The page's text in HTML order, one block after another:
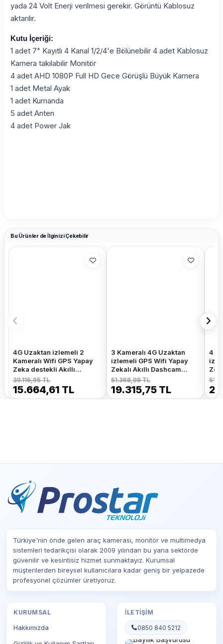
yada 24 Volt Enerji verilmesi gerekir. Görüntü Kablosuz
aktarılır.
Kutu İçeriği:
1 adet 7" Kayıtlı 4 Kanal 1/2/4'e Bölünebilir 4 adet Kablosuz
Kamera takılabilir Monitör
4 adet AHD 1080P Full HD Gece Görüşlü Büyük Kamera
1 adet Metal Ayak
1 adet Kumanda
5 adet Anten
4 adet Power Jak
Bu Ürünler de İlginizi Çekebilir
4G Uzaktan izlemeli 2
Kameralı Wifi GPS Yapay
Zeka destekli Akıllı
Dashcam Kamyon Tır
Kamera Sistemi
39.116,95 TL
15.664,61 TL
3 Kameralı 4G Uzaktan
izlemeli GPS Wifi Yapay
Zekalı Akıllı Dashcam
Kamyon Tır Kamera
Sistemi
51.368,98 TL
19.315,75 TL
4
Türkiye'nin önde gelen araç kamerası, monitör ve multimedya
sistemleri tedarikçisi olarak 2009 yılından bu yana sektörde
güvenilir ve kesintisiz hizmet sunmaktayız. Kurumsal
müşterilerden bireysel kullanıcılara kadar geniş bir yelpazede
profesyonel çözümler üretiyoruz.
KURUMSAL
Hakkımızda
İLETIŞIM
0850 840 5212